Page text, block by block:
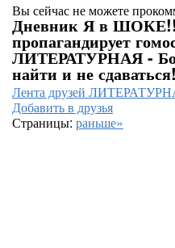
Вы сейчас не можете
Дневник Я в
пропагандирует
ЛИТЕРАТУРНАЯ -
найти и не
Лента друзей
Добавить в друзья
Страницы: раньше»